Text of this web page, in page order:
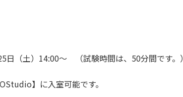
日（土）14:00～ （試験時間は、50分間です。）
】に入室可能です。